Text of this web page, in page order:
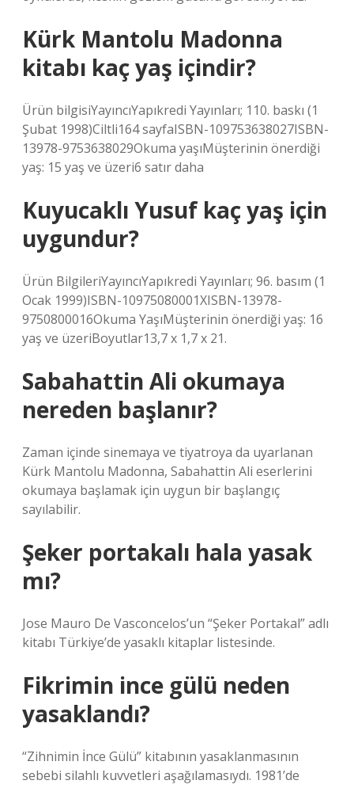
Kürk Mantolu Madonna
kitabı kaç yaş içindir?
Ürün bilgisiYayıncıYapıkredi Yayınları; 110. baskı (1
Şubat 1998)Ciltli‎164 sayfaISBN-10‎9753638027ISBN-
13‎978-9753638029Okuma yaşı‎Müşterinin önerdiği
yaş: 15 yaş ve üzeri6 satır daha
Kuyucaklı Yusuf kaç yaş için
uygundur?
Ürün BilgileriYayıncıYapıkredi Yayınları; 96. basım (1
Ocak 1999)ISBN-10‎975080001XISBN-13‎978-
9750800016Okuma Yaşı‎Müşterinin önerdiği yaş: 16
yaş ve üzeriBoyutlar‎13,7 x 1,7 x 21.
Sabahattin Ali okumaya
nereden başlanır?
Zaman içinde sinemaya ve tiyatroya da uyarlanan
Kürk Mantolu Madonna, Sabahattin Ali eserlerini
okumaya başlamak için uygun bir başlangıç ​​
sayılabilir.
Şeker portakalı hala yasak
mı?
Jose Mauro De Vasconcelos’un “Şeker Portakal” adlı
kitabı Türkiye’de yasaklı kitaplar listesinde.
Fikrimin ince gülü neden
yasaklandı?
“Zihnimin İnce Gülü” kitabının yasaklanmasının
sebebi silahlı kuvvetleri aşağılamasıydı. 1981’de